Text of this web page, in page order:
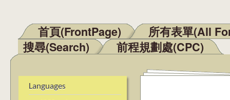
Main menu
首頁(FrontPage)
所有表單(All
搜尋(Search)
前程規劃處(CPC)
Languages